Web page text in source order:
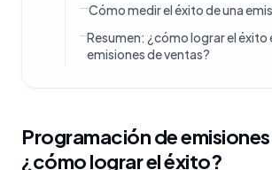
Cómo medir el éxito de una
Resumen: ¿cómo lograr el éxito
emisiones de ventas?
Programación de
¿cómo lograr el éxito?